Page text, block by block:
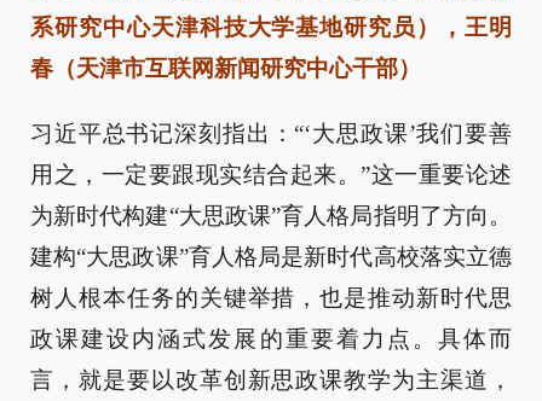
系研究中心天津科技大学基地研究员），王明
春（天津市互联网新闻研究中心干部）
习近平总书记深刻指出：“‘大思政课’我们要善
用之，一定要跟现实结合起来。”这一重要论述
为新时代构建“大思政课”育人格局指明了方向。
建构“大思政课”育人格局是新时代高校落实立德
树人根本任务的关键举措，也是推动新时代思
政课建设内涵式发展的重要着力点。具体而
言，就是要以改革创新思政课教学为主渠道，